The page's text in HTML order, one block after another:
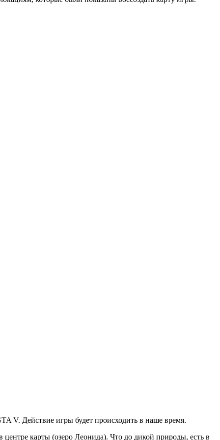
V. Действие игры будет происходить в наше время.
карты (озеро Леонида). Что до дикой природы, есть в